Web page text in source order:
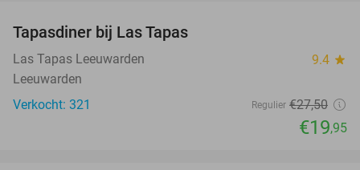
Tapasdiner bij Las Tapas
Las Tapas Leeuwarden 9.4 star
Leeuwarden
Verkocht: 321
Regulier €27,50
€19,95